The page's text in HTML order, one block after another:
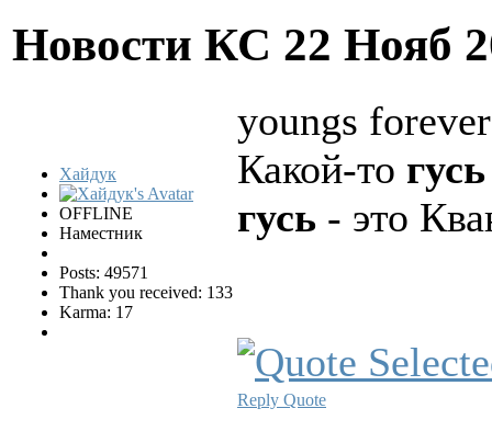
Новости КС 22 Нояб
Хайдук
OFFLINE
Наместник
Posts: 49571
Thank you received: 133
Karma: 17
youngs
Какой-то гусь
гусь - это
Reply Quote